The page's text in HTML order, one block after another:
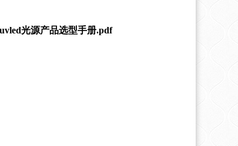
光源产品选型手册.pdf